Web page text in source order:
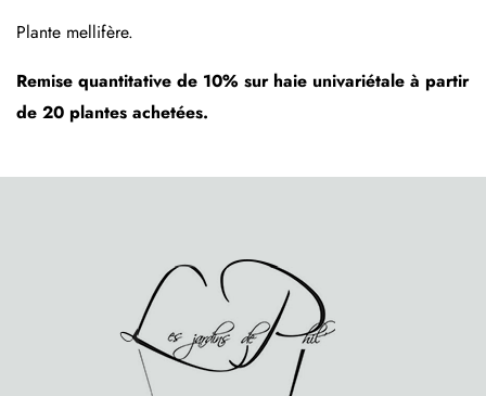
Plante mellifère.
Remise quantitative de 10% sur haie univariétale à partir
de 20 plantes achetées.